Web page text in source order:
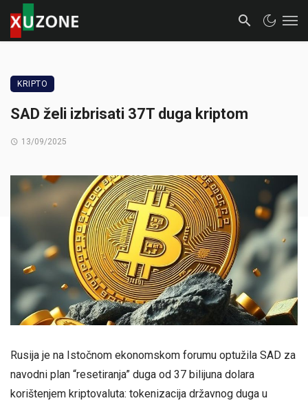
KRIPTO
SAD želi izbrisati 37T duga kriptom
13/09/2025
Rusija je na Istočnom ekonomskom forumu optužila SAD za
navodni plan “resetiranja” duga od 37 bilijuna dolara
korištenjem kriptovaluta: tokenizacija državnog duga u